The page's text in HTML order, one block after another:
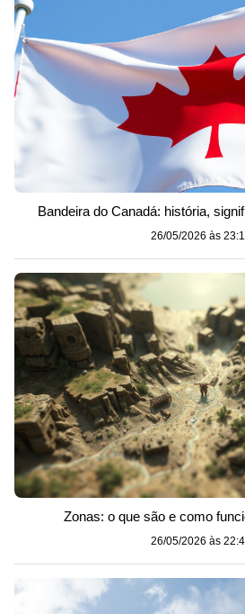
Bandeira do Canadá: história,
26/05/2026 às
Zonas: o que são e como
26/05/2026 às